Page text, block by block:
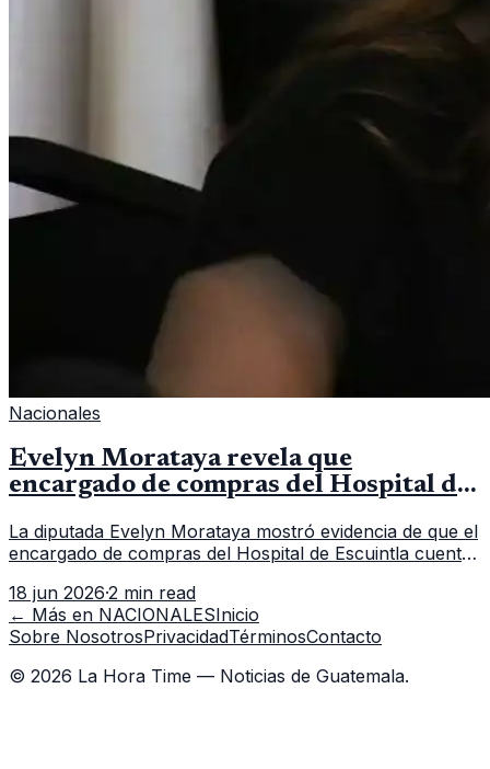
Nacionales
Evelyn Morataya revela que
encargado de compras del Hospital de
La diputada Evelyn Morataya mostró evidencia de que el
encargado de compras del Hospital de Escuintla cuenta
capacitación en la capital.
18 jun 2026·2 min read
← Más en NACIONALESInicio
Sobre NosotrosPrivacidadTérminosContacto
© 2026 La Hora Time — Noticias de Guatemala.